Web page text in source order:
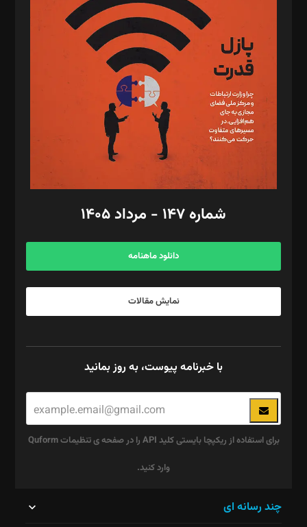
د‌بیر تحریریه آنلاین: بابک نقاش
تحریریه‌: مجتبی محمود‌ی، آرش برهمند، یسنا امان‌پور، سروش کرمیان،
مصطفی مسجدی آرانی، ابوالفضل رجبی، زهرا فکرانه، فائزه فتحی
رستمی،مصطفی باستان
ویرایش: نگار استاد‌‌آقا
طراح یونیفرم: مجید توکلی
فیلمبرداری و عکاسی: امیر شفیعی، مانی لطفی زاده
گرافیک و صفحه‌آرایی: سید‌سبحان‌علی ثابت
مد‌یر توسعه تجاری: کامبیز برید‌
امور مالی: شاپور رهبری، محمد‌ کاظمی‌نیا
آگهی و مشترکین: ۰۹۱۹۹۹۹۰۴۵۴
شماره ۱۴۷ - مرداد ۱۴۰۵
دانلود ماهنامه
نمایش مقالات
با خبرنامه پیوست، به روز بمانید
برای استفاده از ریکپچا بایستی کلید API را در صفحه ی تنظیمات Quform
وارد کنید.
چند رسانه ای